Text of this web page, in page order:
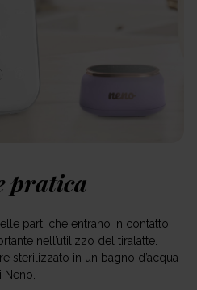
pratica
parti che entrano in contatto
nell’utilizzo del tiralatte.
sterilizzato in un bagno d’acqua